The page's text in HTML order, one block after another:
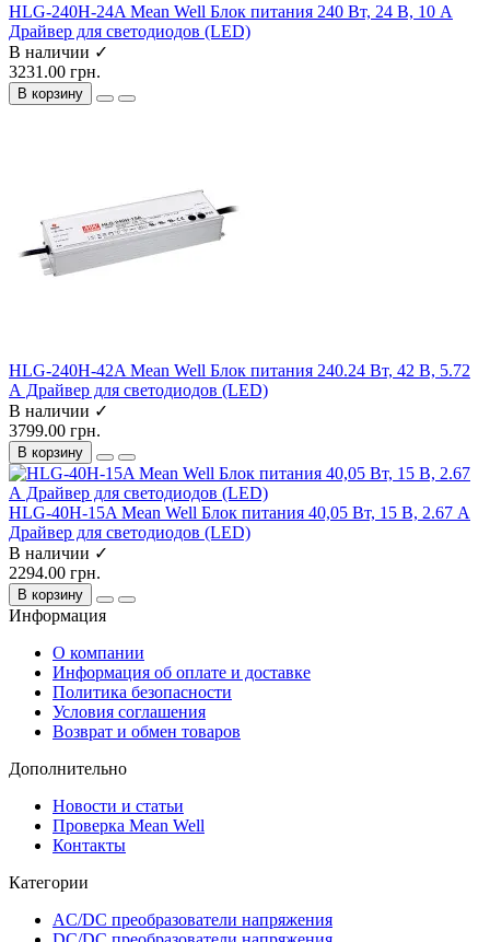
HLG-240H-24A Mean Well Блок питания 240 Вт, 24 В, 10 А
Драйвер для светодиодов (LED)
В наличии ✓
3231.00 грн.
В корзину
HLG-240H-42A Mean Well Блок питания 240.24 Вт, 42 В, 5.72
А Драйвер для светодиодов (LED)
В наличии ✓
3799.00 грн.
В корзину
HLG-40H-15A Mean Well Блок питания 40,05 Вт, 15 В, 2.67 А
Драйвер для светодиодов (LED)
В наличии ✓
2294.00 грн.
В корзину
Информация
О компании
Информация об оплате и доставке
Политика безопасности
Условия соглашения
Возврат и обмен товаров
Дополнительно
Новости и статьи
Проверка Mean Well
Контакты
Категории
AC/DC преобразователи напряжения